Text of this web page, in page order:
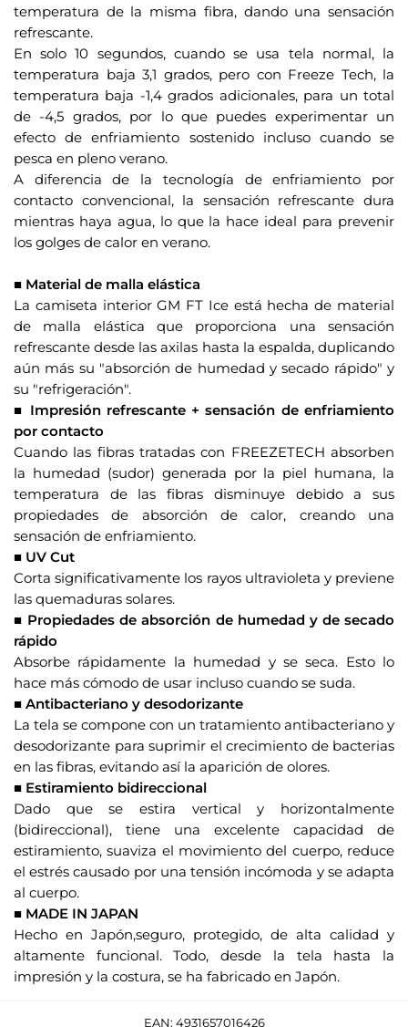
t
r
ó
n
i
c
o
p
a
r
a
u
l
a
l
i
s
t
a
d
e
e
s
p
e
r
a
p
a
r
s
p
r
o
d
temperatura de la misma fibra, dando una sensación
refrescante.
En solo 10 segundos, cuando se usa tela normal, la
temperatura baja 3,1 grados, pero con Freeze Tech, la
temperatura baja -1,4 grados adicionales, para un total
de -4,5 grados, por lo que puedes experimentar un
efecto de enfriamiento sostenido incluso cuando se
pesca en pleno verano.
A diferencia de la tecnología de enfriamiento por
contacto convencional, la sensación refrescante dura
mientras haya agua, lo que la hace ideal para prevenir
los golges de calor en verano.
■ Material de malla elástica
La camiseta interior GM FT Ice está hecha de material
de malla elástica que proporciona una sensación
refrescante desde las axilas hasta la espalda, duplicando
aún más su "absorción de humedad y secado rápido" y
su "refrigeración".
■ Impresión refrescante + sensación de enfriamiento
por contacto
Cuando las fibras tratadas con FREEZETECH absorben
la humedad (sudor) generada por la piel humana, la
temperatura de las fibras disminuye debido a sus
propiedades de absorción de calor, creando una
sensación de enfriamiento.
■ UV Cut
Corta significativamente los rayos ultravioleta y previene
las quemaduras solares.
■ Propiedades de absorción de humedad y de secado
rápido
Absorbe rápidamente la humedad y se seca. Esto lo
hace más cómodo de usar incluso cuando se suda.
■ Antibacteriano y desodorizante
La tela se compone con un tratamiento antibacteriano y
desodorizante para suprimir el crecimiento de bacterias
en las fibras, evitando así la aparición de olores.
■ Estiramiento bidireccional
Dado que se estira vertical y horizontalmente
(bidireccional), tiene una excelente capacidad de
estiramiento, suaviza el movimiento del cuerpo, reduce
el estrés causado por una tensión incómoda y se adapta
al cuerpo.
■ MADE IN JAPAN
Hecho en Japón,seguro, protegido, de alta calidad y
altamente funcional. Todo, desde la tela hasta la
impresión y la costura, se ha fabricado en Japón.
EAN: 4931657016426